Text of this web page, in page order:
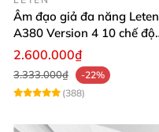
Âm đạo giả đa năng Leten
A380 Version 4 10 chế độ
bú mút sục
2.600.000₫
3.333.000₫
-22%
(388)